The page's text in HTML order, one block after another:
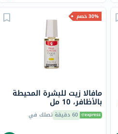
30% خصم
مافالا زيت للبشرة المحيطة
بالأظافر، 10 مل
60 دقيقة تصلك في